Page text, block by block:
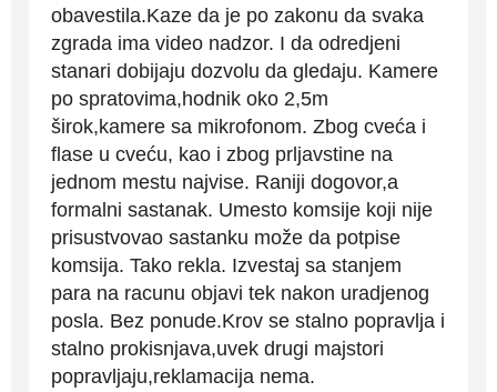
obavestila.Kaze da je po zakonu da svaka
zgrada ima video nadzor. I da odredjeni
stanari dobijaju dozvolu da gledaju. Kamere
po spratovima,hodnik oko 2,5m
širok,kamere sa mikrofonom. Zbog cveća i
flase u cveću, kao i zbog prljavstine na
jednom mestu najvise. Raniji dogovor,a
formalni sastanak. Umesto komsije koji nije
prisustvovao sastanku može da potpise
komsija. Tako rekla. Izvestaj sa stanjem
para na racunu objavi tek nakon uradjenog
posla. Bez ponude.Krov se stalno popravlja i
stalno prokisnjava,uvek drugi majstori
popravljaju,reklamacija nema.